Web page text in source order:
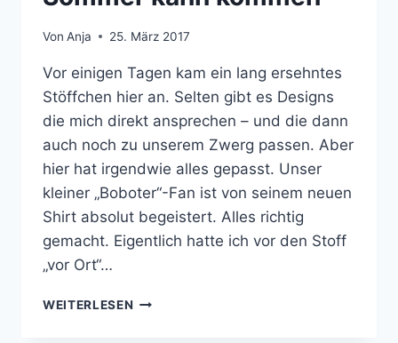
Von Anja 25. März 2017
Vor einigen Tagen kam ein lang ersehntes
Stöffchen hier an. Selten gibt es Designs
die mich direkt ansprechen – und die dann
auch noch zu unserem Zwerg passen. Aber
hier hat irgendwie alles gepasst. Unser
kleiner „Boboter“-Fan ist von seinem neuen
Shirt absolut begeistert. Alles richtig
gemacht. Eigentlich hatte ich vor den Stoff
„vor Ort“…
WEITERLESEN STEAM